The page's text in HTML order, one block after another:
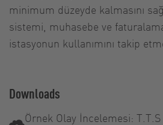
minimum düzeyde kalmasını
sistemi, muhasebe ve
istasyonun kullanımını takip
Downloads
Örnek Olay İncelemesi: